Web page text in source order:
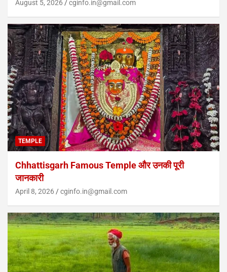
August 5, 2026 cginfo.in@gmail.com
TEMPLE
Chhattisgarh Famous Temple और उनकी पूरी
जानकारी
April 8, 2026 cginfo.in@gmail.com